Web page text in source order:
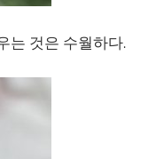
는 것은 수월하다.